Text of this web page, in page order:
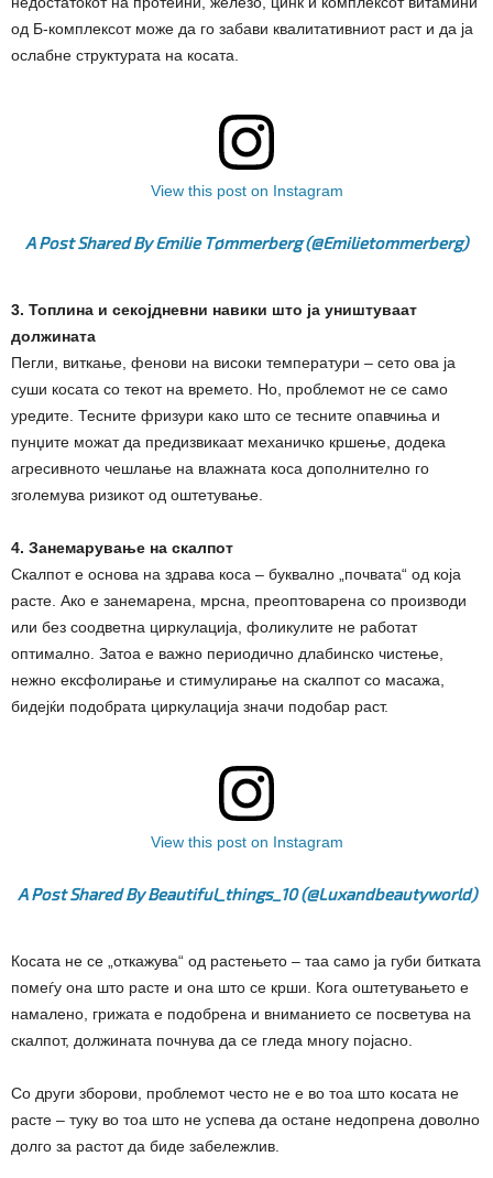
од Б-комплексот може да го забави квалитативниот раст и да ја
ослабне структурата на косата.
View this post on Instagram
A Post Shared By Emilie Tømmerberg (@emilietommerberg)
3. Топлина и секојдневни навики што ја уништуваат
должината
Пегли, виткање, фенови на високи температури – сето ова ја
суши косата со текот на времето. Но, проблемот не се само
уредите. Тесните фризури како што се тесните опавчиња и
пунџите можат да предизвикаат механичко кршење, додека
агресивното чешлање на влажната коса дополнително го
зголемува ризикот од оштетување.
4. Занемарување на скалпот
Скалпот е основа на здрава коса – буквално „почвата“ од која
расте. Ако е занемарена, мрсна, преоптоварена со производи
или без соодветна циркулација, фоликулите не работат
оптимално. Затоа е важно периодично длабинско чистење,
нежно ексфолирање и стимулирање на скалпот со масажа,
бидејќи подобрата циркулација значи подобар раст.
View this post on Instagram
A Post Shared By Beautiful_things_10 (@luxandbeautyworld)
Косата не се „откажува“ од растењето – таа само ја губи битката
помеѓу она што расте и она што се крши. Кога оштетувањето е
намалено, грижата е подобрена и вниманието се посветува на
скалпот, должината почнува да се гледа многу појасно.
Со други зборови, проблемот често не е во тоа што косата не
расте – туку во тоа што не успева да остане недопрена доволно
долго за растот да биде забележлив.